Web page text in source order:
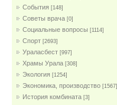
События [148]
Советы врача [0]
Социальные вопросы [1114]
Спорт [2693]
Ураласбест [997]
Храмы Урала [308]
Экология [1254]
Экономика, производство [1567]
История комбината [3]